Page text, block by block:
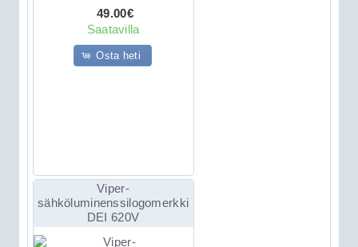
49.00€
Saatavilla
Osta heti
Viper-
sähköluminenssilogomerkki
DEI 620V